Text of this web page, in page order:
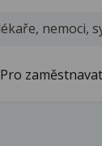
Pro